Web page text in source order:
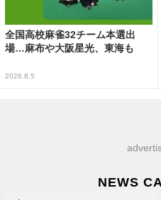
全国高校麻雀32チーム本選出
場…麻布や大阪星光、東海も
2026.8.5
NEWS